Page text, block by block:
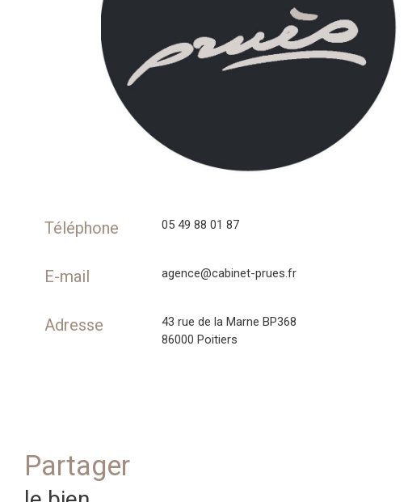
Téléphone 05 49 88 01 87
E-mail agence@cabinet-prues.fr
Adresse
43 rue de la Marne BP368
86000 Poitiers
partager